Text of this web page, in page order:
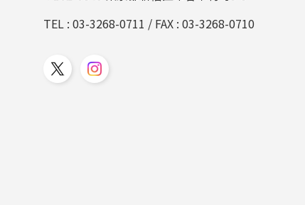
TEL :03-3268-0711 / FAX : 03-3268-0710